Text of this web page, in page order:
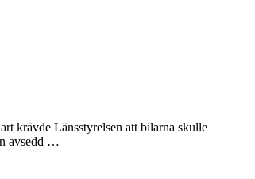
krävde Länsstyrelsen att bilarna skulle
avsedd …